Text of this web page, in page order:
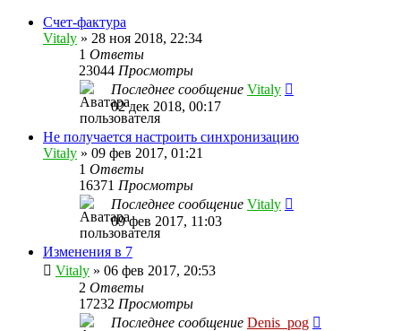
Счет-фактура
Vitaly » 28 ноя 2018, 22:34
1 Ответы
23044 Просмотры
Последнее сообщение Vitaly
02 дек 2018, 00:17
Не получается настроить синхронизацию
Vitaly » 09 фев 2017, 01:21
1 Ответы
16371 Просмотры
Последнее сообщение Vitaly
09 фев 2017, 11:03
Изменения в 7
Vitaly » 06 фев 2017, 20:53
2 Ответы
17232 Просмотры
Последнее сообщение Denis_pog